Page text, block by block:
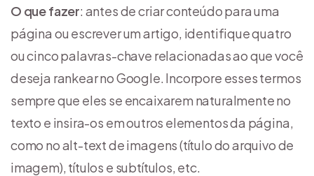
O que fazer: antes de criar conteúdo para uma
página ou escrever um artigo, identifique quatro
ou cinco palavras-chave relacionadas ao que você
deseja rankear no Google. Incorpore esses termos
sempre que eles se encaixarem naturalmente no
texto e insira-os em outros elementos da página,
como no alt-text de imagens (título do arquivo de
imagem), títulos e subtítulos, etc.